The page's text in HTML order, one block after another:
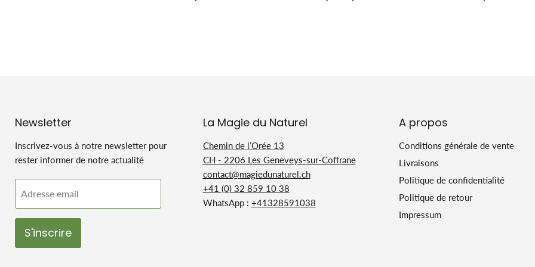
Newsletter
Inscrivez-vous à notre newsletter pour
rester informer de notre actualité
Adresse email
S'inscrire
La Magie du Naturel
Chemin de l’Orée 13
CH - 2206 Les Geneveys-sur-Coffrane
contact@magiedunaturel.ch
+41 (0) 32 859 10 38
WhatsApp : +41328591038
A propos
Conditions générale de vente
Livraisons
Politique de confidentialité
Politique de retour
Impressum